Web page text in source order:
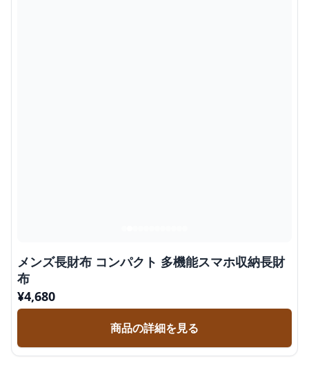
メンズ長財布 コンパクト 多機能スマホ収納長財
布
¥4,680
商品の詳細を見る